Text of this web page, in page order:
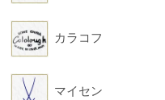
カラコフ
マイセン